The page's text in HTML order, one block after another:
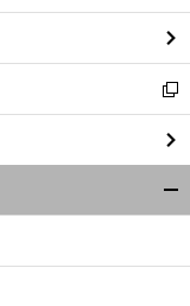
ウ
で
開
く
新
し
い
ウ
ィ
ン
ウ